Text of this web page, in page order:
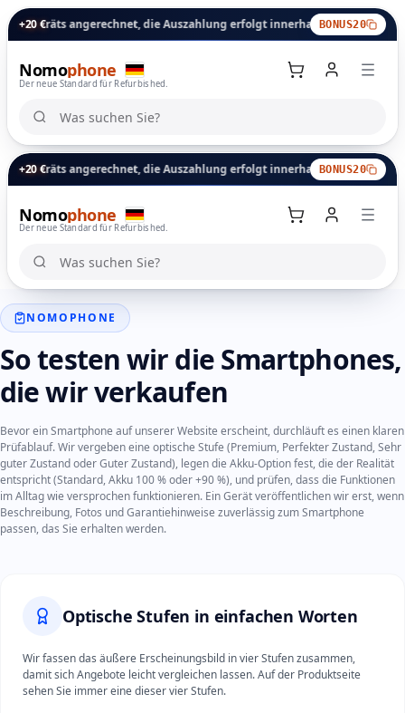
+20 €
angerechnet, die Auszahlung erfolgt innerhalb von 24 Stunden.
BONUS20
Nomophone
Der neue Standard für Refurbished.
Was suchen Sie?
Was suchen Sie?
+20 €
angerechnet, die Auszahlung erfolgt innerhalb von 24 Stunden.
BONUS20
Nomophone
Der neue Standard für Refurbished.
Warenkorb
Was suchen Sie?
Was suchen Sie?
NOMOPHONE
So testen wir die Smartphones,
die wir verkaufen
Bevor ein Smartphone auf unserer Website erscheint, durchläuft es einen klaren
Prüfablauf. Wir vergeben eine optische Stufe (Premium, Perfekter Zustand, Sehr
guter Zustand oder Guter Zustand), legen die Akku-Option fest, die der Realität
entspricht (Standard, Akku 100 % oder +90 %), und prüfen, dass die Funktionen
im Alltag wie versprochen funktionieren. Ein Gerät veröffentlichen wir erst, wenn
Beschreibung, Fotos und Garantiehinweise zuverlässig zum Smartphone
passen, das Sie erhalten werden.
Optische Stufen in einfachen Worten
Wir fassen das äußere Erscheinungsbild in vier Stufen zusammen,
damit sich Angebote leicht vergleichen lassen. Auf der Produktseite
sehen Sie immer eine dieser vier Stufen.